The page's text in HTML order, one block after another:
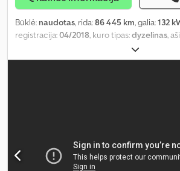
Būklė: naudotas, rida:86 445 km, galia:132
registracija:04/2018, kuro tipas:dyzelinas,
dyzelinas
kabina:dieninė kabina, pavaros tipas:
, leistina ašies
,
kontrolė, oro kondicionavimas, priešrūkiniai
filtras, trauki kontrolė, vairo stiprintuvas,